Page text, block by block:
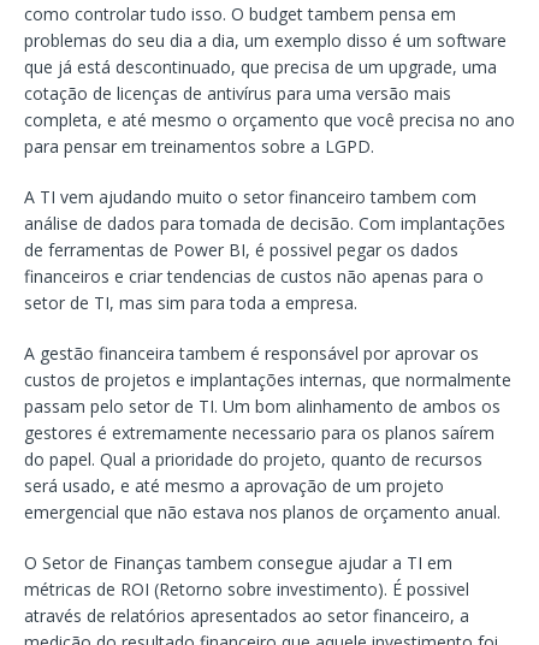
como controlar tudo isso. O budget tambem pensa em
problemas do seu dia a dia, um exemplo disso é um software
que já está descontinuado, que precisa de um upgrade, uma
cotação de licenças de antivírus para uma versão mais
completa, e até mesmo o orçamento que você precisa no ano
para pensar em treinamentos sobre a LGPD.
A TI vem ajudando muito o setor financeiro tambem com
análise de dados para tomada de decisão. Com implantações
de ferramentas de Power BI, é possivel pegar os dados
financeiros e criar tendencias de custos não apenas para o
setor de TI, mas sim para toda a empresa.
A gestão financeira tambem é responsável por aprovar os
custos de projetos e implantações internas, que normalmente
passam pelo setor de TI. Um bom alinhamento de ambos os
gestores é extremamente necessario para os planos saírem
do papel. Qual a prioridade do projeto, quanto de recursos
será usado, e até mesmo a aprovação de um projeto
emergencial que não estava nos planos de orçamento anual.
O Setor de Finanças tambem consegue ajudar a TI em
métricas de ROI (Retorno sobre investimento). É possivel
através de relatórios apresentados ao setor financeiro, a